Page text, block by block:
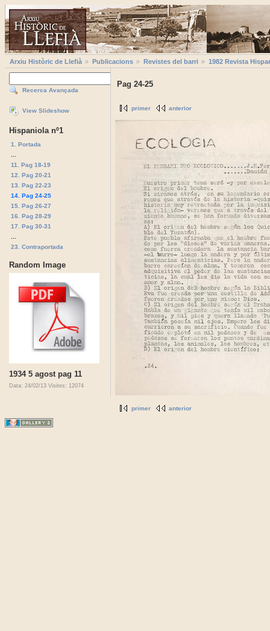
Arxiu Històric de Llefià Publicacions Revistes del barri 1982 Revista
Recerca Avançada
View Slideshow
Hispaniola nº1
1. Portada
11. Pag 18-19
12. Pag 20-21
13. Pag 22-23
14. Pag 24-25
15. Pag 26-27
16. Pag 28-29
17. Pag 30-31
23. Contraportada
Random Image
1934 5 agost pag 11
Data: 24/02/13 Visites: 12074
Pag 24-25
primer anterior
primer anterior